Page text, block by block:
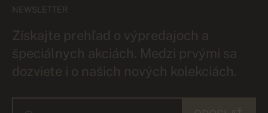
NEWSLETTER
Získajte prehľad o výpredajoch a
špeciálnych akciách. Medzi prvými sa
dozviete i o našich nových kolekciách.